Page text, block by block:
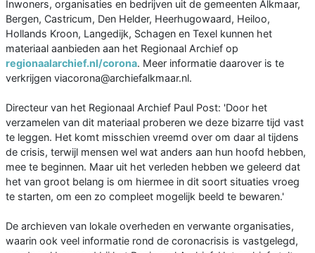
Inwoners, organisaties en bedrijven uit de gemeenten Alkmaar,
Bergen, Castricum, Den Helder, Heerhugowaard, Heiloo,
Hollands Kroon, Langedijk, Schagen en Texel kunnen het
materiaal aanbieden aan het Regionaal Archief op
regionaalarchief.nl/corona. Meer informatie daarover is te
verkrijgen viacorona@archiefalkmaar.nl.
Directeur van het Regionaal Archief Paul Post: 'Door het
verzamelen van dit materiaal proberen we deze bizarre tijd vast
te leggen. Het komt misschien vreemd over om daar al tijdens
de crisis, terwijl mensen wel wat anders aan hun hoofd hebben,
mee te beginnen. Maar uit het verleden hebben we geleerd dat
het van groot belang is om hiermee in dit soort situaties vroeg
te starten, om een zo compleet mogelijk beeld te bewaren.'
De archieven van lokale overheden en verwante organisaties,
waarin ook veel informatie rond de coronacrisis is vastgelegd,